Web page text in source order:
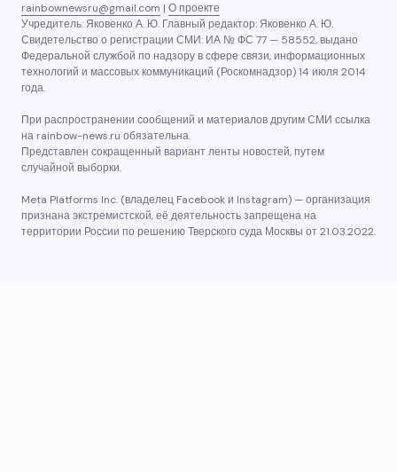
rainbownewsru@gmail.com | О проекте
Учредитель: Яковенко А. Ю. Главный редактор: Яковенко А. Ю.
Свидетельство о регистрации СМИ: ИА № ФС 77 — 58552, выдано
Федеральной службой по надзору в сфере связи, информационных
технологий и массовых коммуникаций (Роскомнадзор) 14 июля 2014
года.
При распространении сообщений и материалов другим СМИ ссылка
на rainbow-news.ru обязательна.
Представлен сокращенный вариант ленты новостей, путем
случайной выборки.
Meta Platforms Inc. (владелец Facebook и Instagram) — организация
признана экстремистской, её деятельность запрещена на
территории России по решению Тверского суда Москвы от 21.03.2022.